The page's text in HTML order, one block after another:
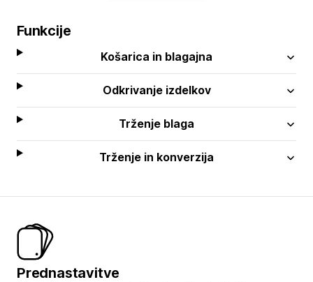
Funkcije
Košarica in blagajna
Odkrivanje izdelkov
Trženje blaga
Trženje in konverzija
Prednastavitve